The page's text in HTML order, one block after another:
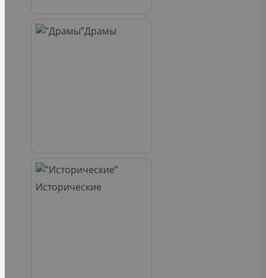
Драмы
Исторические